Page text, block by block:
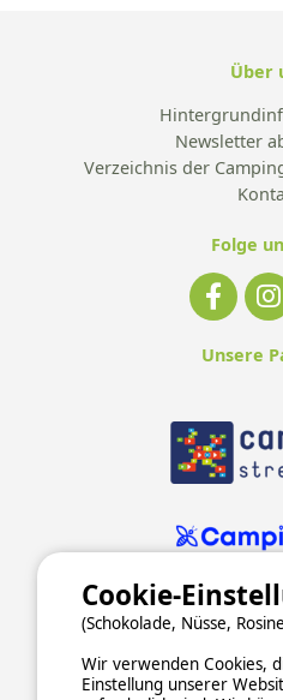
Über
Newsletter
Verzeichnis der
Folge
Unsere
Cookie-
(Schokolade, Nüsse,
Wir verwenden Cookies,
Einstellung unserer